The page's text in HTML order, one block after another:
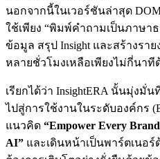
นอกจากนี้ในเวอร์ชันล่าสุด
ใช้เพียง “พิมพ์คำถามเป็นภาษา
ข้อมูล สรุป Insight และสร้างรา
หลายชั่วโมงเหลือเพียงไม่กี่นาที
เรียกได้ว่า InsightERA นั้นมุ่งมั่น
ไปสู่การใช้งานในระดับองค์กร
แนวคิด “Empower Every
AI” และเดินหน้าเป็นพาร์ตเนอ